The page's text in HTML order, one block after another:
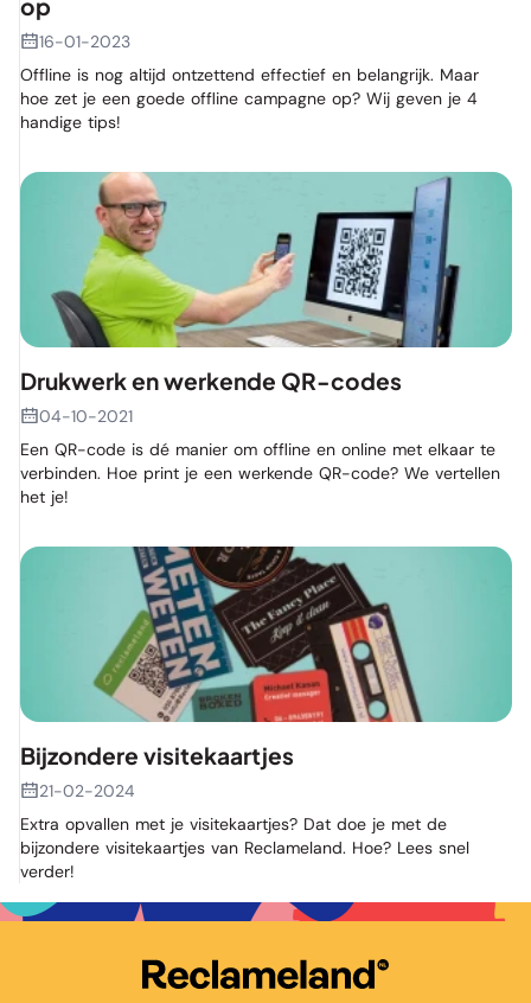
op
16-01-2023
Offline is nog altijd ontzettend effectief en belangrijk. Maar
hoe zet je een goede offline campagne op? Wij geven je 4
handige tips!
Drukwerk en werkende QR-codes
04-10-2021
Een QR-code is dé manier om offline en online met elkaar te
verbinden. Hoe print je een werkende QR-code? We vertellen
het je!
Bijzondere visitekaartjes
21-02-2024
Extra opvallen met je visitekaartjes? Dat doe je met de
bijzondere visitekaartjes van Reclameland. Hoe? Lees snel
verder!